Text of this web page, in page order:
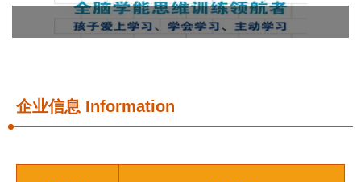
企业信息 Information